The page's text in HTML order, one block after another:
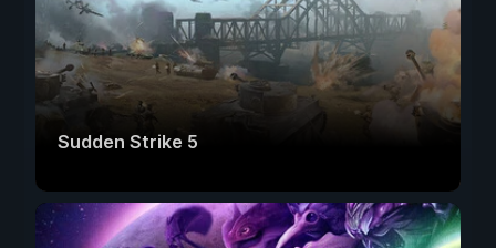
Sudden Strike 5